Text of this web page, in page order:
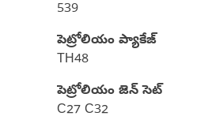
539
పెట్రోలియం ప్యాకేజ్
TH48
పెట్రోలియం జెన్ సెట్
C27 C32